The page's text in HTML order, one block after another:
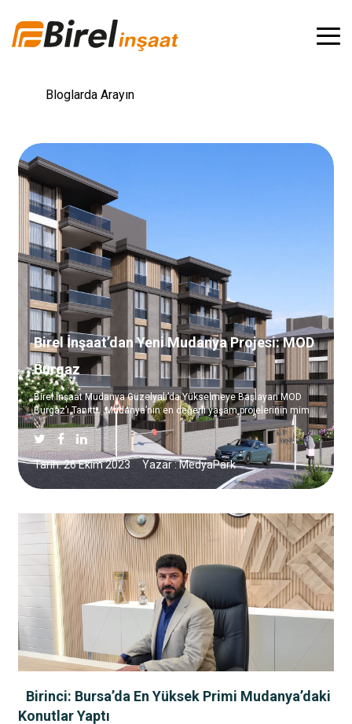
Birel İnşaat’dan Yeni Mudanya Projesi: MOD
Burgaz
Birel İnşaat Mudanya Güzelyalı’da Yükselmeye Başlayan MOD
Burgaz’ı Tanıttı. Mudanya’nın en değerli yaşam projelerinin mim
Tarih: 26 Ekim 2023 Yazar : MedyaPark
Birinci: Bursa’da En Yüksek Primi Mudanya’daki
Konutlar Yaptı